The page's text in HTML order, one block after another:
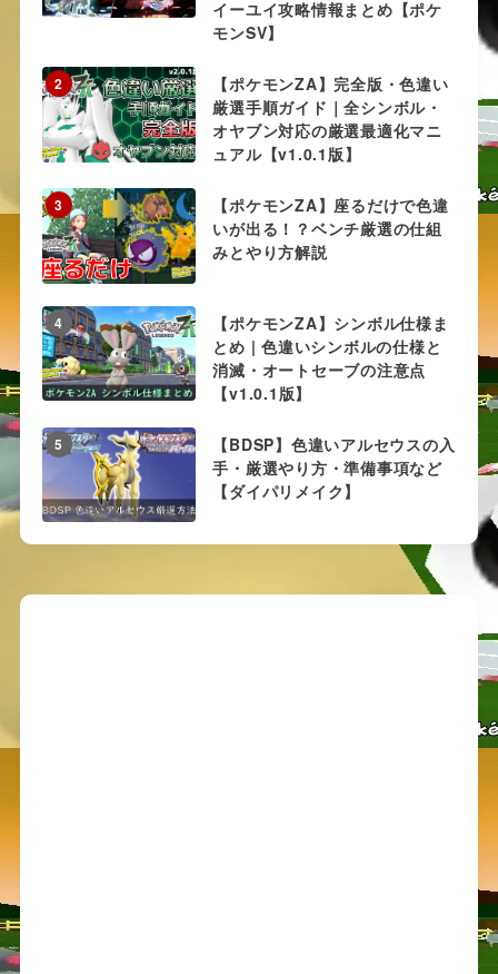
イーユイ攻略情報まとめ【ポケ
モンSV】
2
【ポケモンZA】完全版・色違い
厳選手順ガイド｜全シンボル・
オヤブン対応の厳選最適化マニ
ュアル【v1.0.1版】
3
【ポケモンZA】座るだけで色違
いが出る！？ベンチ厳選の仕組
みとやり方解説
4
【ポケモンZA】シンボル仕様ま
とめ | 色違いシンボルの仕様と
消滅・オートセーブの注意点
【v1.0.1版】
5
【BDSP】色違いアルセウスの入
手・厳選やり方・準備事項など
【ダイパリメイク】